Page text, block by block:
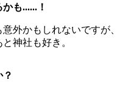
も......！
外かもしれないですが、
神社も好き。